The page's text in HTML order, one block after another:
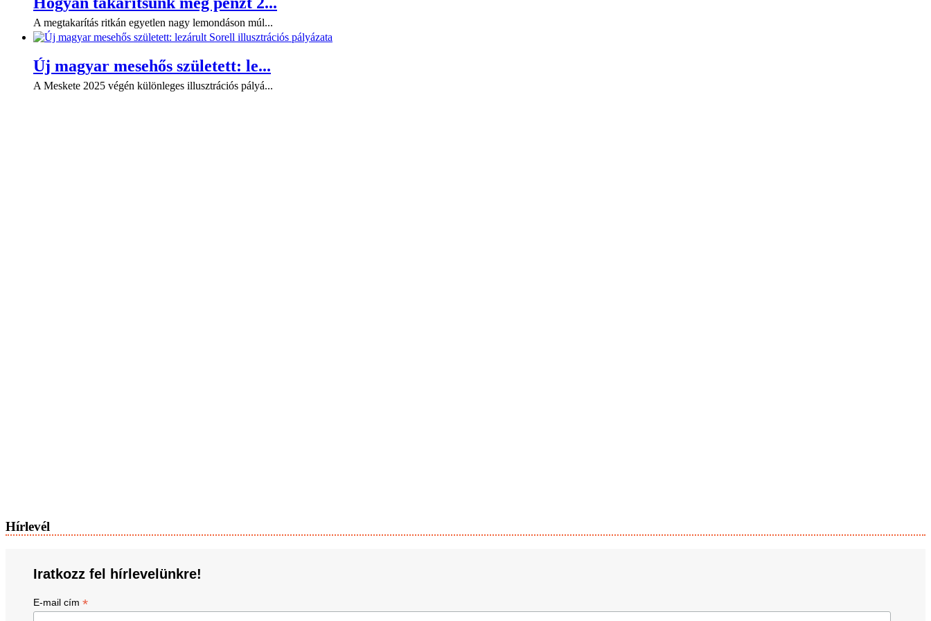
A megtakarítás ritkán egyetlen nagy lemondáson múl...
Új magyar mesehős született: le...
A Meskete 2025 végén különleges illusztrációs pályá...
Hírlevél
Iratkozz fel hírlevelünkre!
E-mail cím *